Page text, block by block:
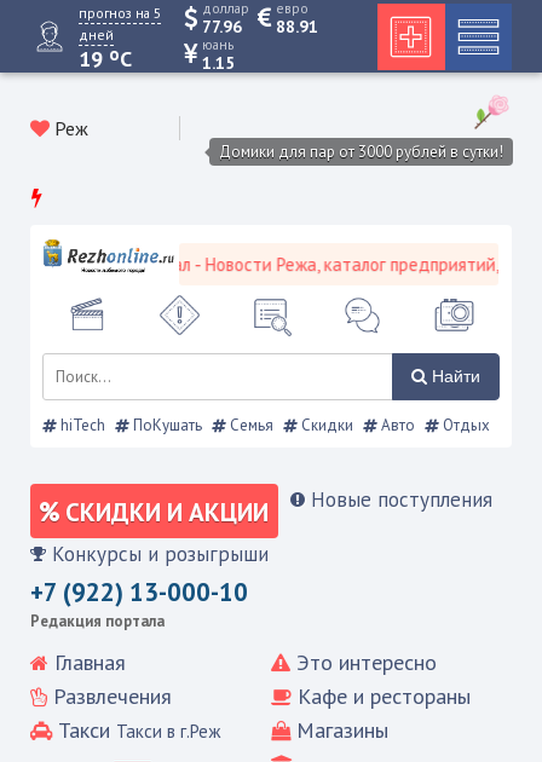
прогноз на 5
дней
19 oC
доллар
77.96
евро
88.91
юань
1.15
Реж
Домики для пар от 3000 рублей в сутки!
городской портал - Новости Режа, каталог предприятий,
Найти
hiTech ПоКушать Семья Скидки Авто Отдых
СКИДКИ И АКЦИИ Новые поступления
Конкурсы и розыгрыши
+7 (922) 13-000-10
Редакция портала
Главная
Это интересно
Развлечения
Кафе и рестораны
Такси Такси в г.Реж
Магазины